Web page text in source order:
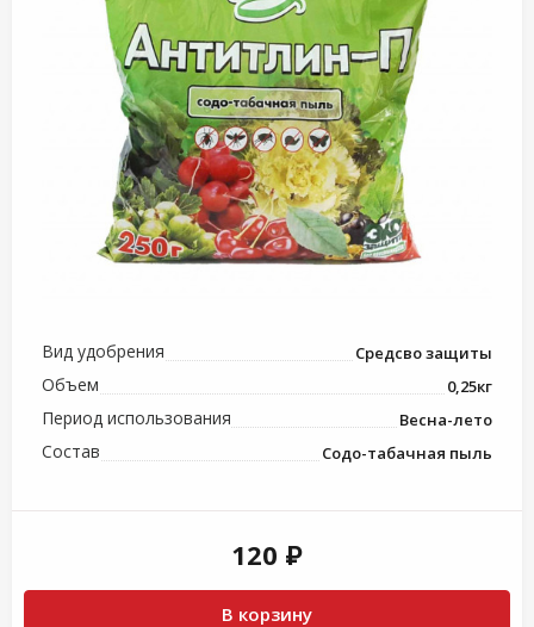
Вид удобрения Средсво защиты
Объем 0,25кг
Период использования Весна-лето
Состав Содо-табачная пыль
120 ₽
В корзину